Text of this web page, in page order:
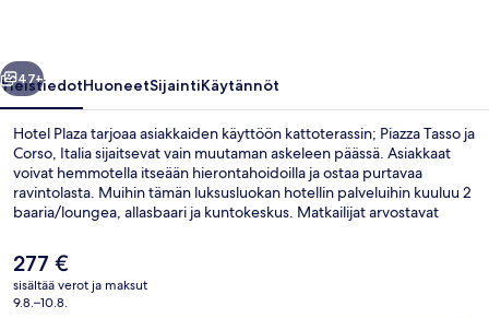
Seuraava
47+
YleistiedotHuoneetSijaintiKäytännöt
Hotel Plaza tarjoaa asiakkaiden käyttöön kattoterassin; Piazza Tasso ja
Corso, Italia sijaitsevat vain muutaman askeleen päässä. Asiakkaat
voivat hemmotella itseään hierontahoidoilla ja ostaa purtavaa
ravintolasta. Muihin tämän luksusluokan hotellin palveluihin kuuluu 2
baaria/loungea, allasbaari ja kuntokeskus. Matkailijat arvostavat
Nykyinen
hinta
on
277 €
sisältää verot ja maksut
9.8.–10.8.